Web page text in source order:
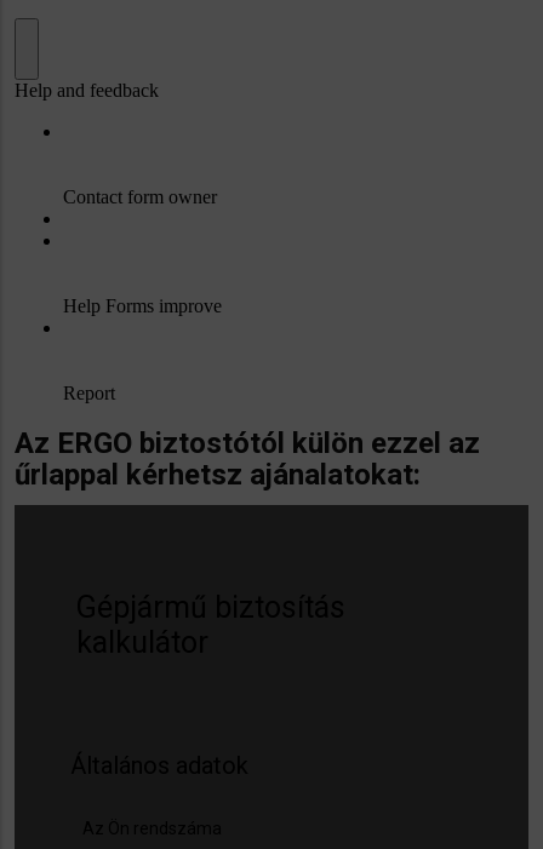
Az ERGO biztostótól külön ezzel az
űrlappal kérhetsz ajánalatokat: